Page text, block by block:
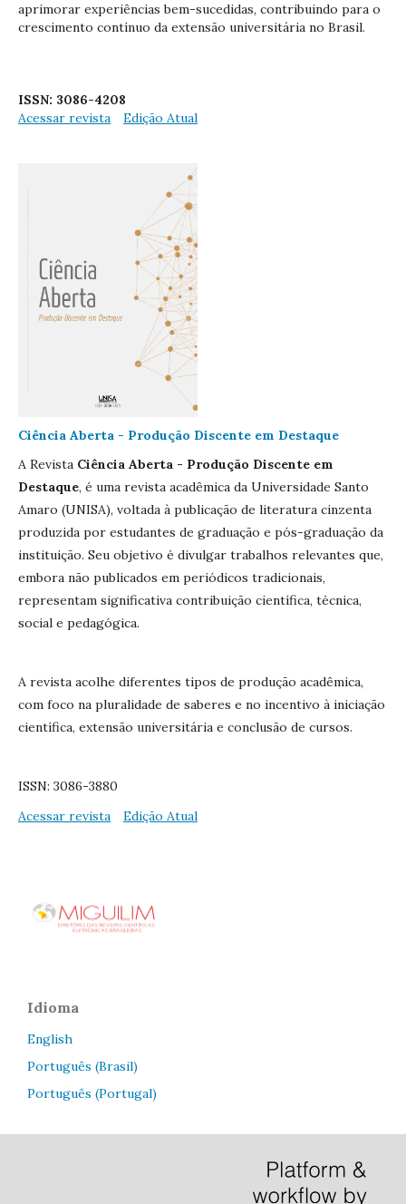
aprimorar experiências bem-sucedidas, contribuindo para o
crescimento contínuo da extensão universitária no Brasil.
ISSN: 3086-4208
Acessar revista
Edição Atual
Ciência Aberta - Produção Discente em Destaque
A Revista Ciência Aberta - Produção Discente em
Destaque, é uma revista acadêmica da Universidade Santo
Amaro (UNISA), voltada à publicação de literatura cinzenta
produzida por estudantes de graduação e pós-graduação da
instituição. Seu objetivo é divulgar trabalhos relevantes que,
embora não publicados em periódicos tradicionais,
representam significativa contribuição científica, técnica,
social e pedagógica.
A revista acolhe diferentes tipos de produção acadêmica,
com foco na pluralidade de saberes e no incentivo à iniciação
científica, extensão universitária e conclusão de cursos.
ISSN: 3086-3880
Acessar revista
Edição Atual
Idioma
English
Português (Brasil)
Português (Portugal)